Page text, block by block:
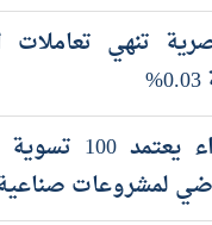
تنهي
مجلس
لمشروعات صناعية